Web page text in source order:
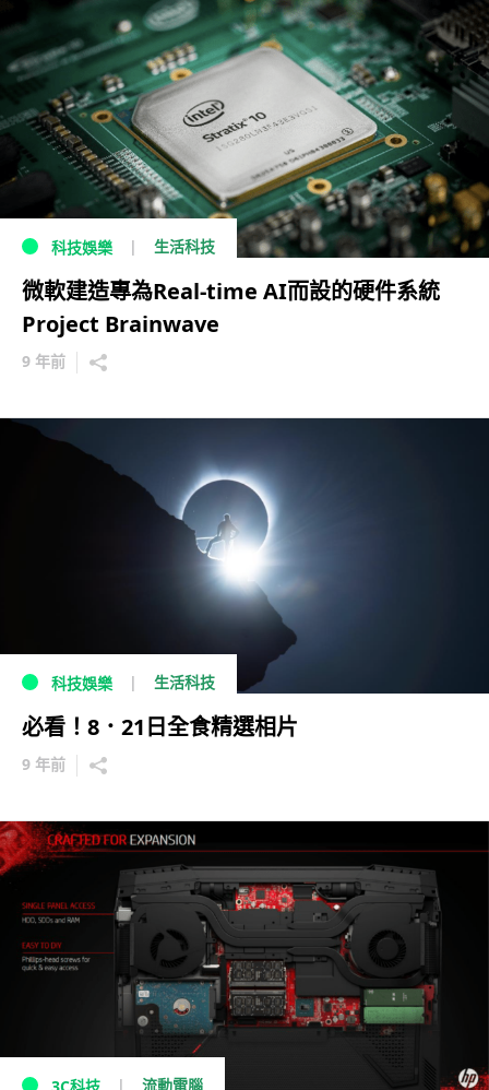
科技娛樂 生活科技
微軟建造專為Real-time AI而設的硬件系統
Project Brainwave
9 年前
科技娛樂 生活科技
必看！8．21日全食精選相片
9 年前
流動電腦